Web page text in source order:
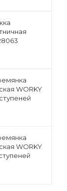
WORKY
WORKY